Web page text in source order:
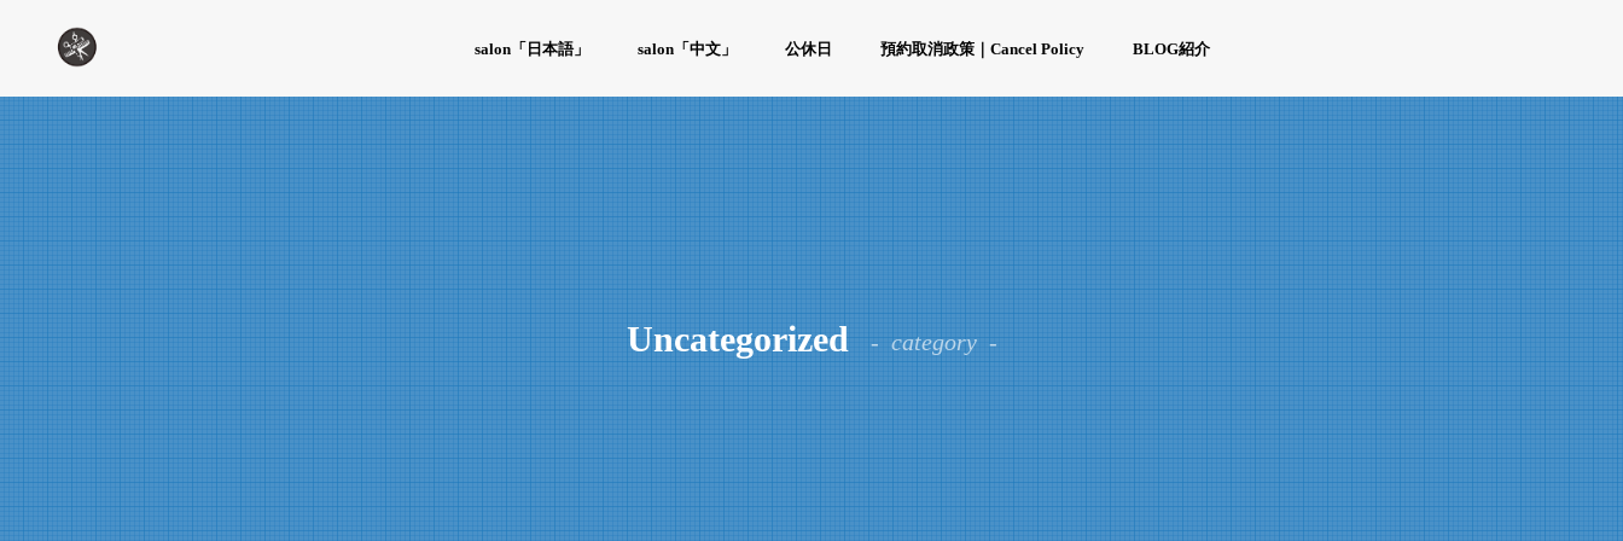
salon「日本語」 salon「中文」 公休日 預約取消政策｜Cancel Policy BLOG紹介
Uncategorized category